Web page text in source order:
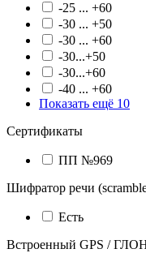
-25 ... +60
-30 ... +50
-30 ... +60
-30...+50
-30...+60
-40 ... +60
Показать ещё 10
Сертификаты
ПП №969
Шифратор речи
Есть
Встроенный GPS /